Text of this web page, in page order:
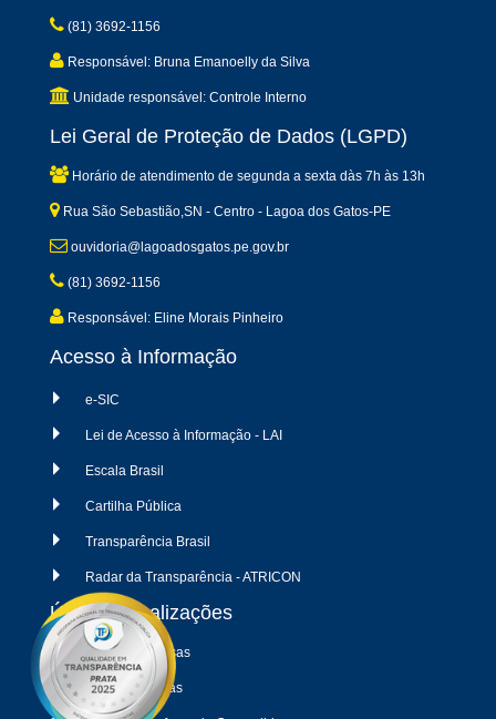
(81) 3692-1156
Responsável: Bruna Emanoelly da Silva
Unidade responsável: Controle Interno
Lei Geral de Proteção de Dados (LGPD)
Horário de atendimento de segunda a sexta dàs 7h às 13h
Rua São Sebastião,SN - Centro - Lagoa dos Gatos-PE
ouvidoria@lagoadosgatos.pe.gov.br
(81) 3692-1156
Responsável: Eline Morais Pinheiro
Acesso à Informação
e-SIC
Lei de Acesso à Informação - LAI
Escala Brasil
Cartilha Pública
Transparência Brasil
Radar da Transparência - ATRICON
Últimas atualizações
04/08/2026 - Despesas
04/08/2026 - Receitas